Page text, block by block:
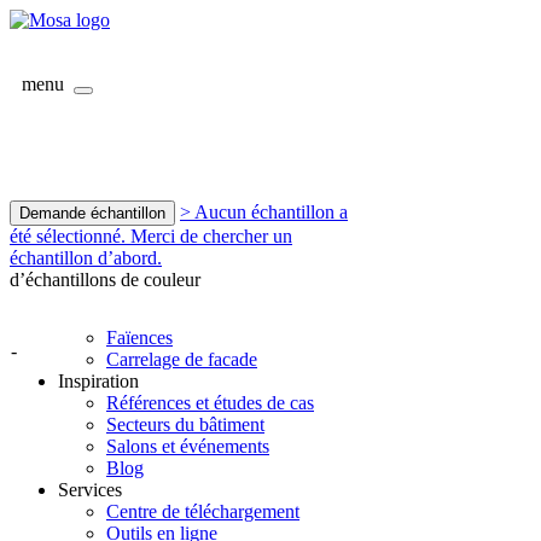
menu
Demande échantillon
> Aucun échantillon a
été sélectionné. Merci de chercher un
échantillon d’abord.
d’échantillons de couleur
-
Faïences
Carrelage de facade
Inspiration
Références et études de cas
Secteurs du bâtiment
Salons et événements
Blog
Services
Centre de téléchargement
Outils en ligne